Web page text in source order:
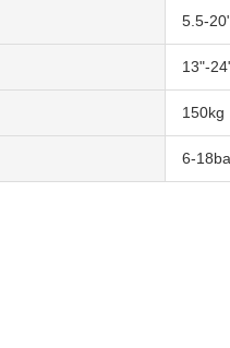
5.5-
13"-
150kg
6-